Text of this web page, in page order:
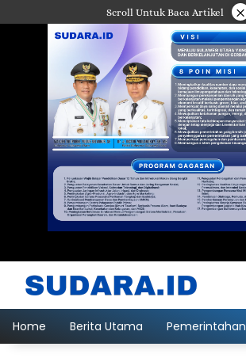
ke
Scroll Untuk Baca Artikel ×
Home Berita Utama Pemerintahan